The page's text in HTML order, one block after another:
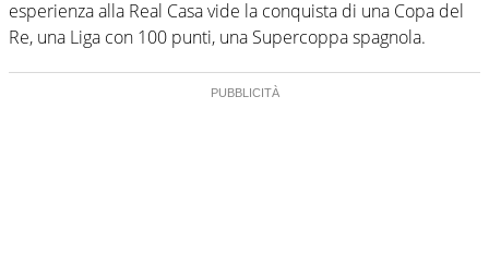
esperienza alla Real Casa vide la conquista di una Copa del
Re, una Liga con 100 punti, una Supercoppa spagnola.